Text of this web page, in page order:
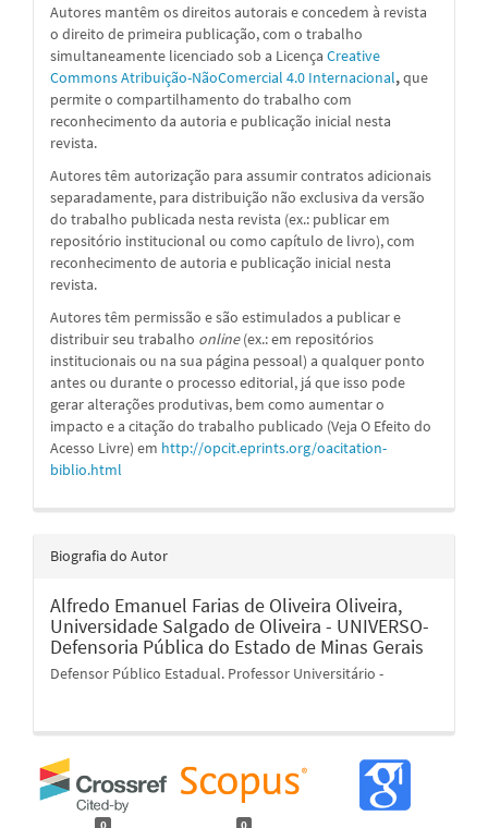
Autores mantêm os direitos autorais e concedem à revista
o direito de primeira publicação, com o trabalho
simultaneamente licenciado sob a Licença Creative
Commons Atribuição-NãoComercial 4.0 Internacional,que
permite o compartilhamento do trabalho com
reconhecimento da autoria e publicação inicial nesta
revista.
Autores têm autorização para assumir contratos adicionais
separadamente, para distribuição não exclusiva da versão
do trabalho publicada nesta revista (ex.: publicar em
repositório institucional ou como capítulo de livro), com
reconhecimento de autoria e publicação inicial nesta
revista.
Autores têm permissão e são estimulados a publicar e
distribuir seu trabalho online(ex.: em repositórios
institucionais ou na sua página pessoal) a qualquer ponto
antes ou durante o processo editorial, já que isso pode
gerar alterações produtivas, bem como aumentar o
impacto e a citação do trabalho publicado (Veja O Efeito do
Acesso Livre) em http://opcit.eprints.org/oacitation-
biblio.html
Biografia do Autor
Alfredo Emanuel Farias de Oliveira Oliveira,
Universidade Salgado de Oliveira - UNIVERSO-
Defensoria Pública do Estado de Minas Gerais
Defensor Público Estadual. Professor Universitário -
0 0